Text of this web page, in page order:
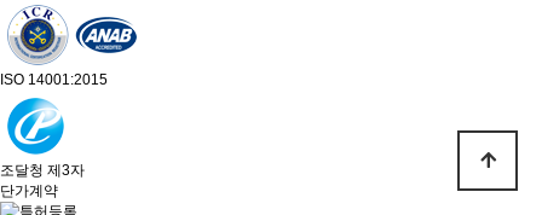
ISO 14001:2015
조달청 제3자
단가계약